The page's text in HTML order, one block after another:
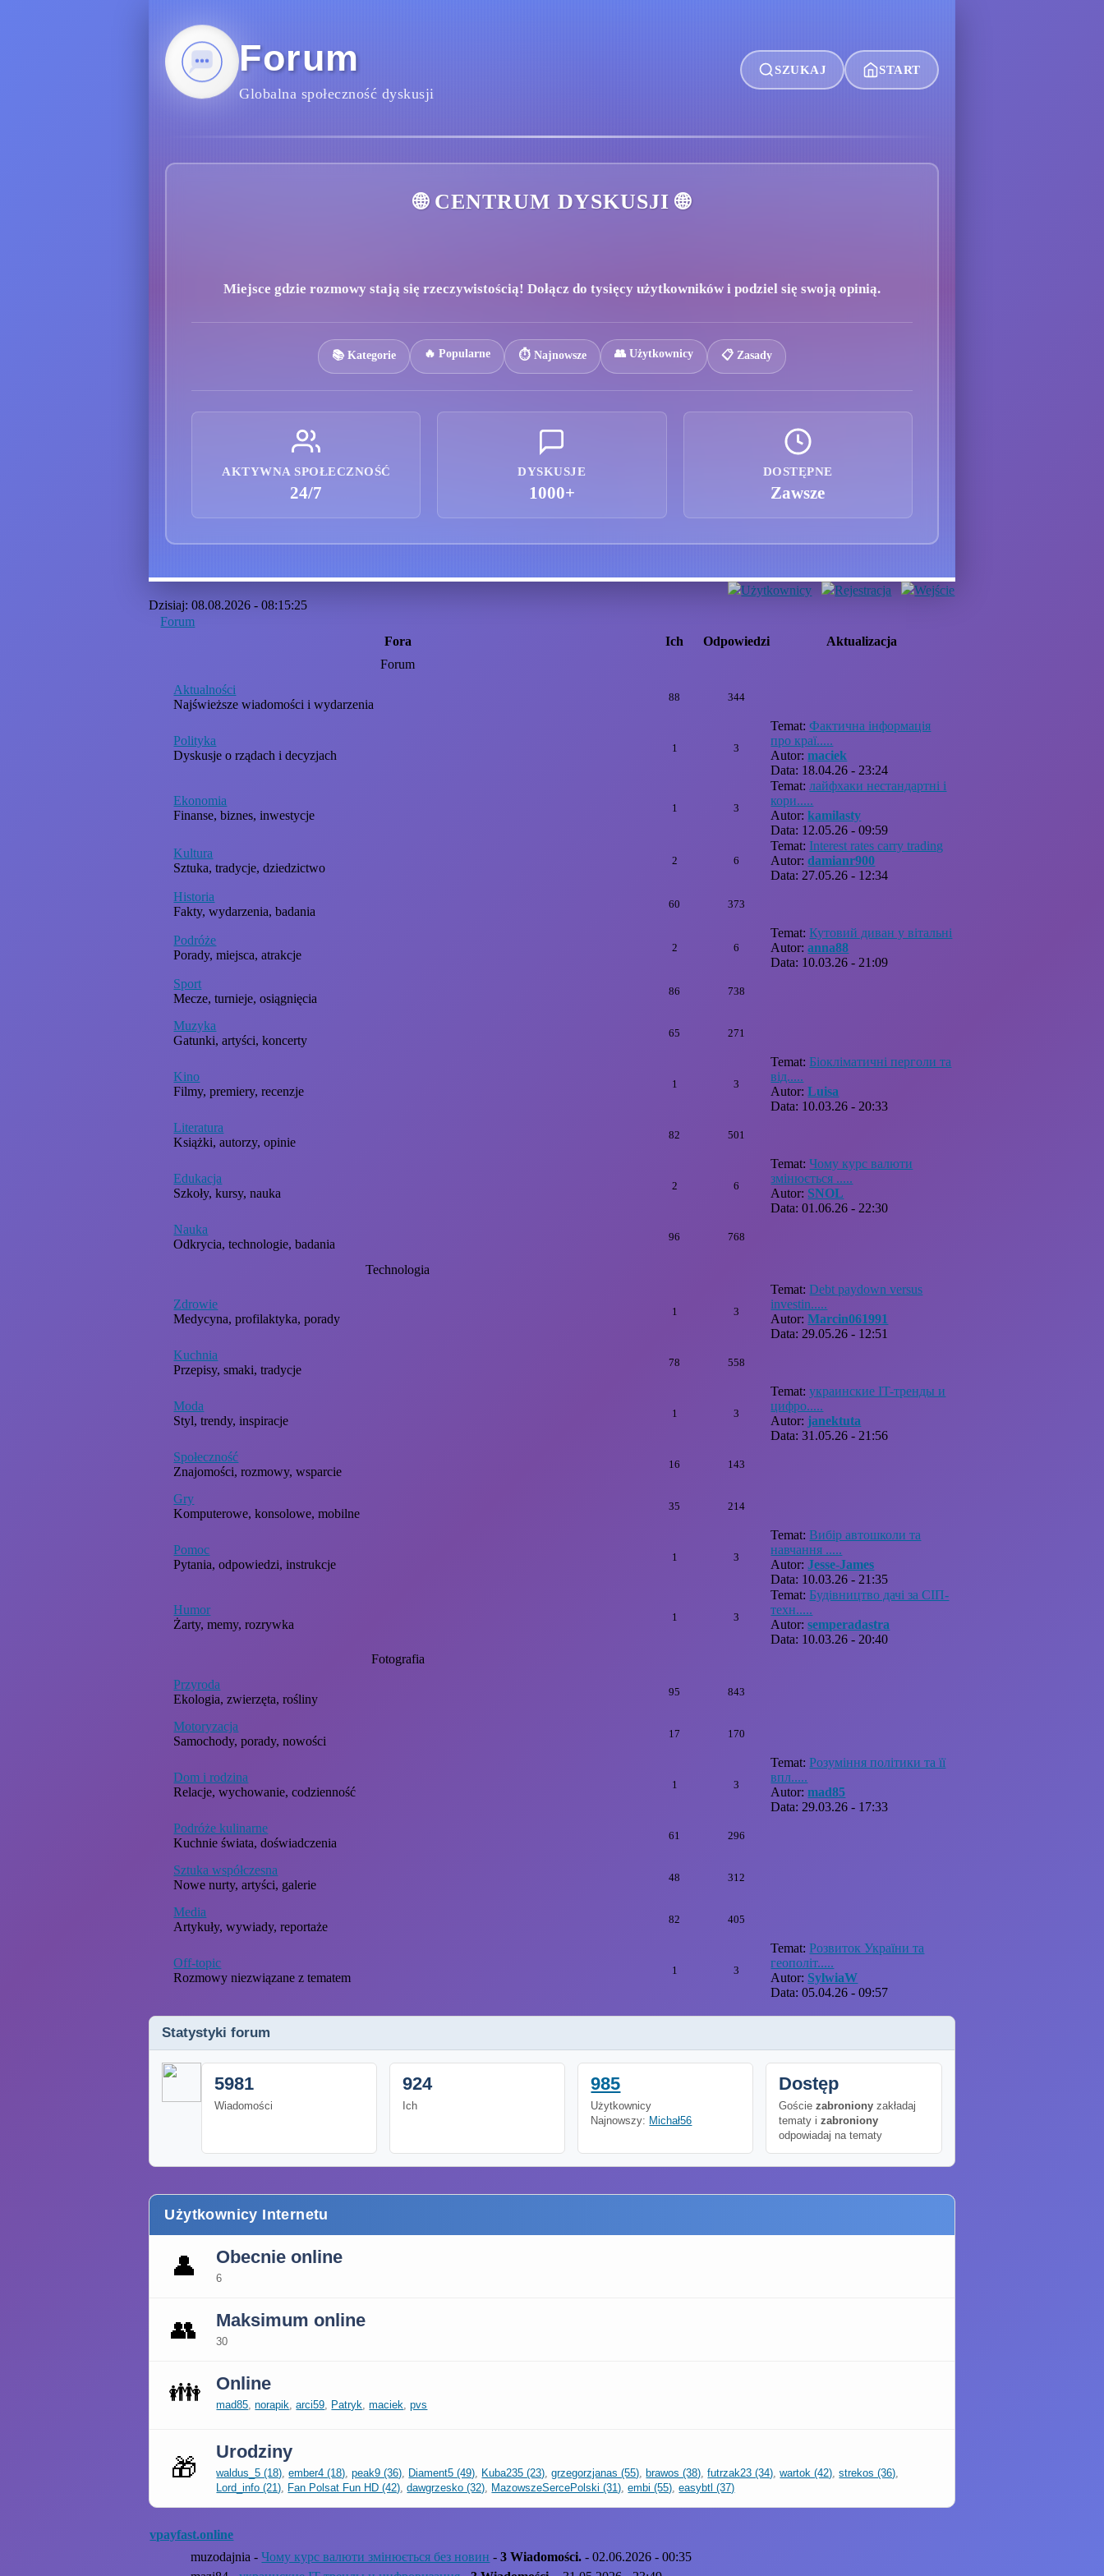
Forum
Globalna społeczność dyskusji
SZUKAJ START
🌐 CENTRUM DYSKUSJI 🌐
Miejsce gdzie rozmowy stają się rzeczywistością! Dołącz do tysięcy użytkowników i podziel się swoją opinią.
📚 Kategorie 🔥 Popularne ⏱️ Najnowsze 👥 Użytkownicy 📋 Zasady
AKTYWNA SPOŁECZNOŚĆ
24/7
DYSKUSJE
1000+
DOSTĘPNE
Zawsze
Użytkownicy Rejestracja
Wejście
Dzisiaj: 08.08.2026 - 08:15:25
Forum
Fora
Ich Odpowiedzi
Aktualizacja
Forum
Aktualności
Najświeższe wiadomości i wydarzenia
88 344
Polityka
Dyskusje o rządach i decyzjach
1 3
Temat:Фактична інформація
про краї.....
Autor:maciek
Data: 18.04.26 - 23:24
Ekonomia
Finanse, biznes, inwestycje
1 3
Temat:лайфхаки нестандартні і
кори.....
Autor:kamilasty
Data: 12.05.26 - 09:59
Kultura
Sztuka, tradycje, dziedzictwo
2 6
Temat: Interest rates carry trading
Autor:damianr900
Data: 27.05.26 - 12:34
Historia
Fakty, wydarzenia, badania
60 373
Podróże
Porady, miejsca, atrakcje
2 6
Temat:Кутовий диван у вітальні
Autor:anna88
Data: 10.03.26 - 21:09
Sport
Mecze, turnieje, osiągnięcia
86 738
Muzyka
Gatunki, artyści, koncerty
65 271
Kino
Filmy, premiery, recenzje
1 3
Temat: Біокліматичні перголи та
від.....
Autor:Luisa
Data: 10.03.26 - 20:33
Literatura
Książki, autorzy, opinie
82 501
Edukacja
Szkoły, kursy, nauka
2 6
Temat:Чому курс валюти
змінюється .....
Autor: SNOL
Data: 01.06.26 - 22:30
Nauka
Odkrycia, technologie, badania
96 768
Technologia
Zdrowie
Medycyna, profilaktyka, porady
1 3
Temat:Debt paydown versus
investin.....
Autor:Marcin061991
Data: 29.05.26 - 12:51
Kuchnia
Przepisy, smaki, tradycje
78 558
Moda
Styl, trendy, inspiracje
1 3
Temat:украинские IT-тренды и
цифро.....
Autor: janektuta
Data: 31.05.26 - 21:56
Społeczność
Znajomości, rozmowy, wsparcie
16 143
Gry
Komputerowe, konsolowe, mobilne
35 214
Pomoc
Pytania, odpowiedzi, instrukcje
1 3
Temat:Вибір автошколи та
навчання .....
Autor:Jesse-James
Data: 10.03.26 - 21:35
Humor
Żarty, memy, rozrywka
1 3
Temat: Будівництво дачі за СІП-
техн.....
Autor:semperadastra
Data: 10.03.26 - 20:40
Fotografia
Przyroda
Ekologia, zwierzęta, rośliny
95 843
Motoryzacja
Samochody, porady, nowości
17 170
Dom i rodzina
Relacje, wychowanie, codzienność
1 3
Temat:Розуміння політики та її
впл.....
Autor:mad85
Data: 29.03.26 - 17:33
Podróże kulinarne
Kuchnie świata, doświadczenia
61 296
Sztuka współczesna
Nowe nurty, artyści, galerie
48 312
Media
Artykuły, wywiady, reportaże
82 405
Off-topic
Rozmowy niezwiązane z tematem
1 3
Temat:Розвиток України та
геополіт.....
Autor: SylwiaW
Data: 05.04.26 - 09:57
Statystyki forum
5981
Wiadomości
924
Ich
985
Użytkownicy
Najnowszy: Michał56
Dostęp
Gościezabroniony zakładaj
tematy izabroniony
odpowiadaj na tematy
Użytkownicy Internetu
👤 Obecnie online
6
👥 Maksimum online
30
👪 Online
mad85,norapik,arci59, Patryk,maciek,pvs
🎁
Urodziny
waldus_5 (18),ember4 (18),peak9 (36), Diament5 (49), Kuba235 (23),grzegorzjanas (55), brawos (38),futrzak23 (34),wartok (42),strekos (36),
Lord_info (21), Fan Polsat Fun HD (42),dawgrzesko (32), MazowszeSercePolski (31),embi (55),easybtl (37)
vpayfast.online
muzodajnia -Чому курс валюти змінюється без новин -3 Wiadomości. - 02.06.2026 - 00:35